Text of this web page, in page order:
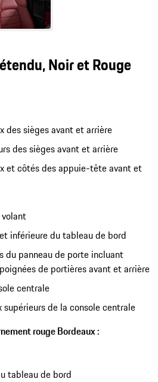
Noir et Rouge
des sièges avant et arrière
des sièges avant et arrière
et côtés des appuie-tête avant et
inférieure du tableau de bord
du panneau de porte incluant
de portières avant et arrière
centrale
supérieurs de la console centrale
rouge Bordeaux :
tableau de bord